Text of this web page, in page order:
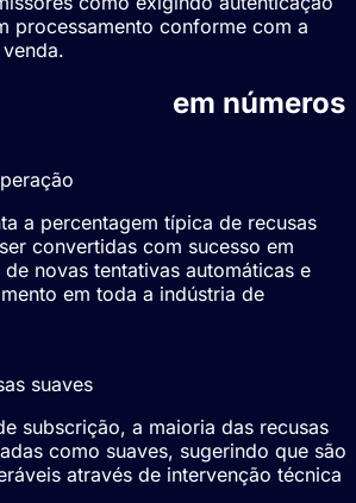
processamento conforme com a
em números
a percentagem típica de recusas
convertidas com sucesso em
novas tentativas automáticas e
em toda a indústria de
suaves
subscrição, a maioria das recusas
como suaves, sugerindo que são
através de intervenção técnica